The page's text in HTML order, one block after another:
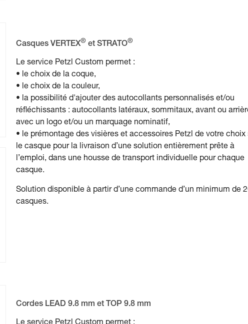
Casques VERTEX® et STRATO®
Le service Petzl Custom permet :
• le choix de la coque,
• le choix de la couleur,
• la possibilité d'ajouter des autocollants personnalisés et/ou
réfléchissants : autocollants latéraux, sommitaux, avant ou
avec un logo et/ou un marquage nominatif,
• le prémontage des visières et accessoires Petzl de votre choix
le casque pour la livraison d’une solution entièrement prête à
l’emploi, dans une housse de transport individuelle pour chaque
casque.
Solution disponible à partir d’une commande d’un minimum de
casques.
Cordes LEAD 9.8 mm et TOP 9.8 mm